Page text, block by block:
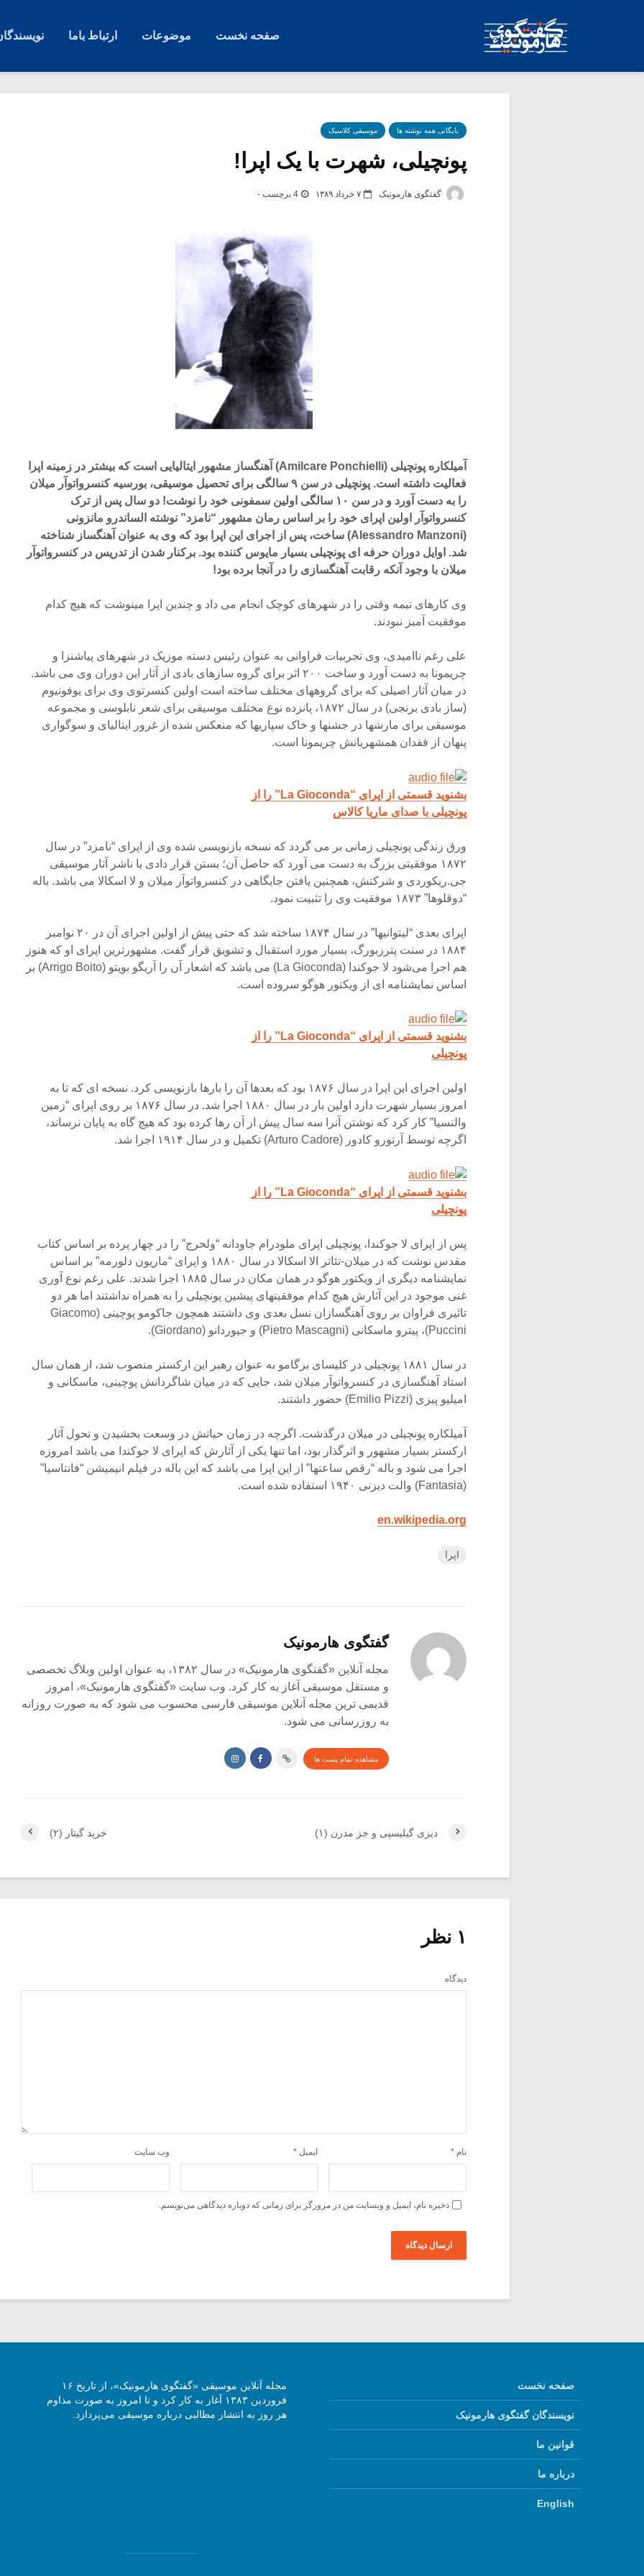
صفحه نخست موضوعات ارتباط باما
بایگانی همه نوشته ها موسیقی کلاسیک
پونچیلی، شهرت با یک اپرا!
گفتگوی هارمونیک ۷ خرداد ۱۳۸۹ 4 برچسب -
آمیلکاره پونچیلی (Amilcare Ponchielli) آهنگساز مشهور ایتالیایی است که بیشتر در زمینه اپرا
فعالیت داشته است. پونچیلی در سن ۹ سالگی برای تحصیل موسیقی، بورسیه کنسرواتوآر میلان
را به دست آورد و در سن ۱۰ سالگی اولین سمفونی خود را نوشت! دو سال پس از ترک
کنسرواتوآر اولین اپرای خود را بر اساس رمان مشهور “نامزد” نوشته الساندرو مانزونی
(Alessandro Manzoni) ساخت، پس از اجرای این اپرا بود که وی به عنوان آهنگساز شناخته
شد. اوایل دوران حرفه ای پونچیلی بسیار مایوس کننده بود. برکنار شدن از تدریس در کنسرواتوآر
میلان با وجود آنکه رقابت آهنگسازی را در آنجا برده بود!
وی کارهای نیمه وقتی را در شهرهای کوچک انجام می داد و چندین اپرا مینوشت که هیچ کدام
موفقیت آمیز نبودند.
علی رغم ناامیدی، وی تجربیات فراوانی به عنوان رئیس دسته موزیک در شهرهای پیاشنزا و
چریمونا به دست آورد و ساخت ۲۰۰ اثر برای گروه سازهای بادی از آثار این دوران وی می باشد.
در میان آثار اصیلی که برای گروههای مختلف ساخته است اولین کنسرتوی وی برای یوفونیوم
(ساز بادی برنجی) در سال ۱۸۷۲، پانزده نوع مختلف موسیقی برای شعر نابلوسی و مجموعه
موسیقی برای مارشها در جشنها و خاک سپاریها که منعکس شده از غرور ایتالیای و سوگواری
پنهان از فقدان همشهریانش چریمونا است.
بشنوید قسمتی از اپرای “La Gioconda” را از
پونچیلی با صدای ماریا کالاس
ورق زندگی پونچیلی زمانی بر می گردد که نسخه بازنویسی شده وی از اپرای “نامزد” در سال
۱۸۷۲ موفقیتی بزرگ به دست می آورد که حاصل آن؛ بستن قرار دادی با ناشر آثار موسیقی
جی.ریکوردی و شرکتش، همچنین یافتن جایگاهی در کنسرواتوآر میلان و لا اسکالا می باشد. باله
“دوقلوها” ۱۸۷۳ موفقیت وی را تثبیت نمود.
اپرای بعدی “لیتوانیها” در سال ۱۸۷۴ ساخته شد که حتی پیش از اولین اجرای آن در ۲۰ نوامبر
۱۸۸۴ در سنت پترزبورگ، بسیار مورد استقبال و تشویق قرار گفت. مشهورترین اپرای او که هنوز
هم اجرا می‌شود لا جوکندا (La Gioconda) می باشد که اشعار آن را آریگو بویتو (Arrigo Boito) بر
اساس نمایشنامه ای از ویکتور هوگو سروده است.
بشنوید قسمتی از اپرای “La Gioconda” را از
پونچیلی
اولین اجرای این اپرا در سال ۱۸۷۶ بود که بعدها آن را بارها بازنویسی کرد. نسخه ای که تا به
امروز بسیار شهرت دارد اولین بار در سال ۱۸۸۰ اجرا شد. در سال ۱۸۷۶ بر روی اپرای “زمین
والنسیا” کار کرد که نوشتن آنرا سه سال پیش از آن رها کرده بود که هیچ گاه به پایان نرساند،
اگرچه توسط آرتورو کادور (Arturo Cadore) تکمیل و در سال ۱۹۱۴ اجرا شد.
بشنوید قسمتی از اپرای “La Gioconda” را از
پونچیلی
پس از اپرای لا جوکندا، پونچیلی اپرای ملودرام جاودانه “ولخرج” را در چهار پرده بر اساس کتاب
مقدس نوشت که در میلان-تئاتر الا اسکالا در سال ۱۸۸۰ و اپرای “ماریون دلورمه” بر اساس
نمایشنامه دیگری از ویکتور هوگو در همان مکان در سال ۱۸۸۵ اجرا شدند. علی رغم نوع آوری
غنی موجود در این آثارش هیچ کدام موفقیتهای پیشین پونچیلی را به همراه نداشتند اما هر دو
تاثیری فراوان بر روی آهنگسازان نسل بعدی وی داشتند همچون جاکومو پوچینی (Giacomo
Puccini)، پیترو ماسکانی (Pietro Mascagni) و جیوردانو (Giordano).
در سال ۱۸۸۱ پونچیلی در کلیسای برگامو به عنوان رهبر این ارکستر منصوب شد، از همان سال
استاد آهنگسازی در کنسرواتوآر میلان شد، جایی که در میان شاگردانش پوچینی، ماسکانی و
امیلیو پیزی (Emilio Pizzi) حضور داشتند.
آمیلکاره پونچیلی در میلان درگذشت. اگرچه در زمان حیاتش در وسعت بخشیدن و تحول آثار
ارکستر بسیار مشهور و اثرگذار بود، اما تنها یکی از آثارش که اپرای لا جوکندا می باشد امروزه
اجرا می شود و باله “رقص ساعتها” از این اپرا می باشد که این باله در فیلم انیمیشن “فانتاسیا”
(Fantasia) والت دیزنی ۱۹۴۰ استفاده شده است.
en.wikipedia.org
اپرا
گفتگوی هارمونیک
مجله آنلاین «گفتگوی هارمونیک» در سال ۱۳۸۲، به عنوان اولین وبلاگ تخصصی
و مستقل موسیقی آغاز به کار کرد. وب سایت «گفتگوی هارمونیک»، امروز
قدیمی ترین مجله آنلاین موسیقی فارسی محسوب می شود که به صورت روزانه
به روزرسانی می شود.
مشاهده تمام پست ها
خرید گیتار (۲) دیزی گیلیسپی و جز مدرن (۱)
۱ نظر
دیدگاه
نام * ایمیل * وب‌ سایت
ذخیره نام، ایمیل و وبسایت من در مرورگر برای زمانی که دوباره دیدگاهی می‌نویسم.
صفحه نخست
نویسندگان گفتگوی هارمونیک
قوانین ما
درباره ما
English
مجله آنلاین موسیقی «گفتگوی هارمونیک»، از تاریخ ۱۶
فروردین ۱۳۸۳ آغاز به کار کرد و تا امروز به صورت مداوم
هر روز به انتشار مطالبی درباره موسیقی می‌پردازد.